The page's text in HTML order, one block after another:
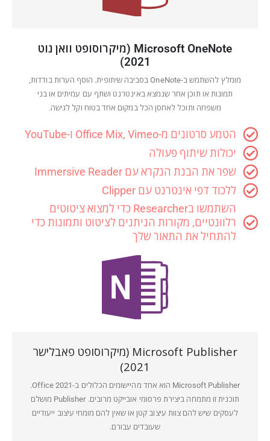
Microsoft OneNote (מיקרוסופט וואן נוט
2021)
מומלץ להשתמש ב-OneNote בסביבה שיתופית. הוסף הערות בודדות,
תמונות או תוכן אחר שנמצא באינטרנט ושתף עם עמיתים או בני
משפחה ותוכל לאחסן הכל במקום אחד בטוח וקל לגישה.
הטמע סרטונים מ-Office Mix, Vimeo ו-YouTube
יכולות שיתוף פעולה
שפר את הבנת הנקרא עם Immersive Reader
ללכוד דפי אינטרנט עם Clipper
השתמשו בResearcher כדי למצוא ציטוטים
רלוונטיים, מקורות הניתנים לציטוט ותמונות כדי
להתחיל את התאור שלך
Microsoft Publisher (מיקרוסופט פאבלישר
2021)
Microsoft Publisher הוא אחד מהיישומים הכלולים ב-Office 2021.
תוכנית זו מתמחה ביצירת פרסומי אובייקט מרובים. Publisher מושלם
לעסקים שיש להם צוות עיצוב קטן או שאין להם מומחי עיצוב ייעודיים
שעובדים עבורם.